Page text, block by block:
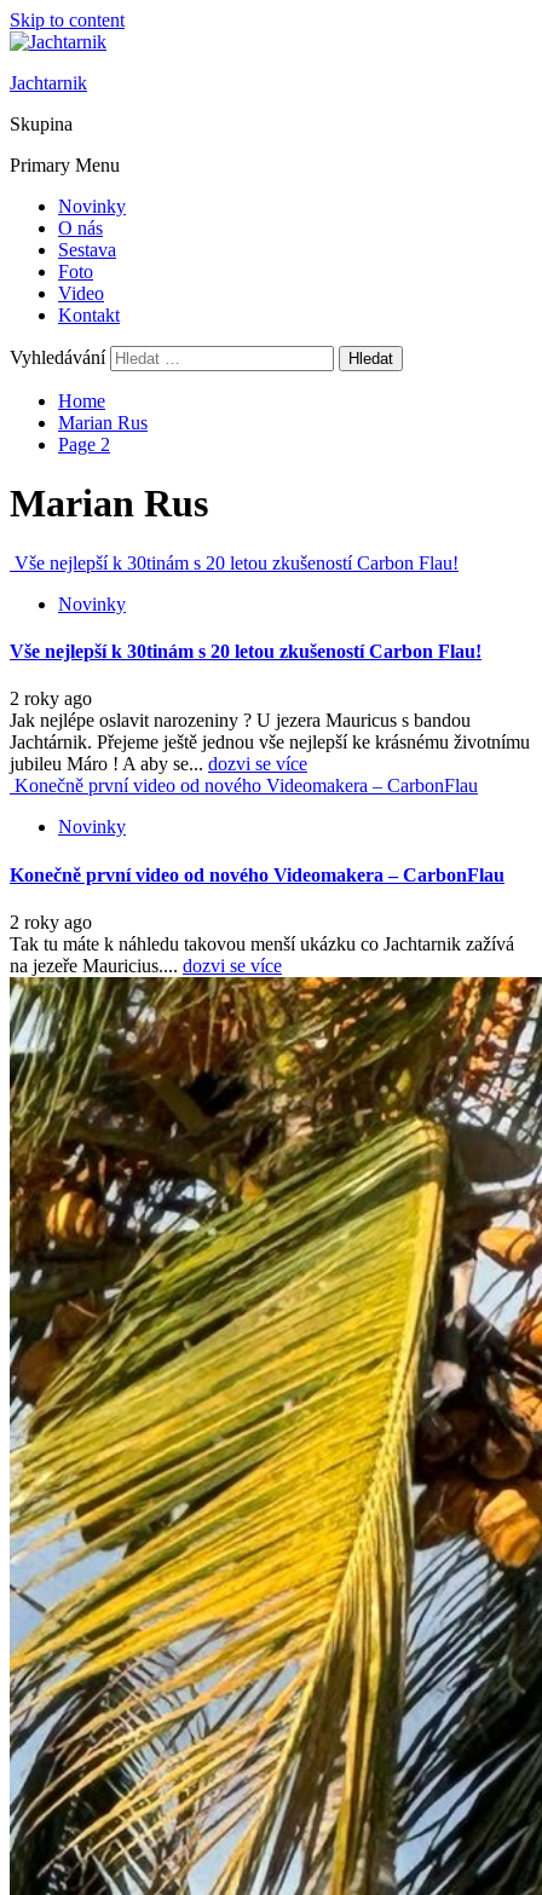
Skip to content
Jachtarnik
Skupina
Primary Menu
Novinky
O nás
Sestava
Foto
Video
Kontakt
Vyhledávání
Home
Marian Rus
Page 2
Marian Rus
Vše nejlepší k 30tinám s 20 letou zkušeností Carbon Flau!
Novinky
Vše nejlepší k 30tinám s 20 letou zkušeností Carbon Flau!
2 roky ago
Jak nejlépe oslavit narozeniny ? U jezera Mauricus s bandou
Jachtárnik. Přejeme ještě jednou vše nejlepší ke krásnému životnímu
jubileu Máro ! A aby se... dozvi se více
Konečně první video od nového Videomakera – CarbonFlau
Novinky
Konečně první video od nového Videomakera – CarbonFlau
2 roky ago
Tak tu máte k náhledu takovou menší ukázku co Jachtarnik zažívá
na jezeře Mauricius.... dozvi se více